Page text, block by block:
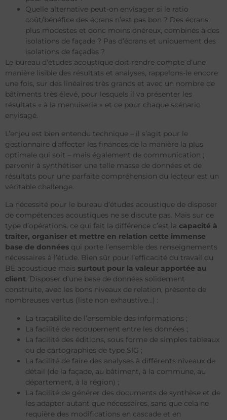
Quelle alternative peut-on envisager si le ratio
coût/bénéfice des écrans n’est pas bon ? Des écrans
plus modestes et donc moins onéreux, combinés à des
isolations de façade ? Pas d’écrans et uniquement des
isolations de façades ?
Le bureau d’études acoustique doit rendre compte d’une
manière lisible des résultats et analyses, rappelons-le encore
une fois, sur des linéaires très grands et avec un nombre de
bâtiments très élevé, pour lesquels il va présenter les
résultats « à la menuiserie » et ce pour chaque scénario
envisagé.
L’enjeu est bien entendu technique – il s’agit pour le
gestionnaire d’affecter les finances de la manière la plus
optimale qui soit – mais également de communication ;
parvenir à synthétiser une telle masse de données et de
résultats pour une parfaite compréhension du lecteur est un
véritable challenge.
La nécessité pour le bureau d’études acoustique de disposer
de compétences acoustiques ne se discute pas. Mais sur ce
type d’opérations, ce qui fait la différence c’est la capacité à
traiter, organiser et mettre en relation cette immense
base de données qui porte l’ensemble des renseignements
nécessaires à l’étude. Bien sûr pour l’efficacité du travail du
BE acoustique mais surtout pour la valeur apportée au
client. Disposer d’une base de données solidement
construite, avec les bons niveaux de relation, présente de
nombreuses vertus (liste non exhaustive…) :
La traçabilité de l’ensemble des informations ;
La facilité de recoupement entre les données ;
La facilité des éditions, sous forme de simples tableaux
ou de cartographies de type SIG ;
La facilité de faire des analyses à différents niveaux de
détail (de la façade, au bâtiment, à la commune, au
département, à la région) ;
La facilité de générer des documents de synthèse et de
les adapter autant que nécessaires, sans que cela ne
requière des modifications en cascade et en